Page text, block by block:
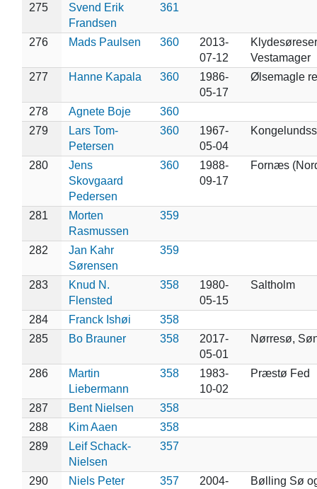
275
Svend Erik
Frandsen
361
276 Mads Paulsen 360
2013-
07-12
Vestamager
277
Hanne Kapala 360
1986-
05-17
Ølsemagle
278 Agnete Boje
360
279
Lars Tom-
Petersen
360
1967-
05-04
280
Jens
Skovgaard
Pedersen
360
1988-
09-17
Fornæs
281
Morten
Rasmussen
359
282
Jan Kahr
Sørensen
359
283
Knud N.
Flensted
358
1980-
05-15
Saltholm
284 Franck Ishøi
358
285
Bo Brauner 358
2017-
05-01
Nørresø,
286
Martin
Liebermann
358
1983-
10-02
Præstø Fed
287 Bent Nielsen
358
288
Kim Aaen
358
289
Leif Schack-
Nielsen
357
290
Niels Peter
357
2004-
Bølling Sø